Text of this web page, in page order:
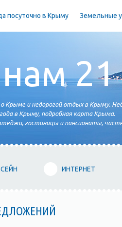
посуточно в Крыму Земельные
21
Крыме и недорогой отдых в Крыму.
в Крыму, подробная карта Крыма.
гостиницы и пансионаты,
ИНТЕРНЕТ